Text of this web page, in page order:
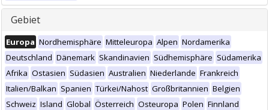
Gebiet
Europa Nordhemisphäre Mitteleuropa Alpen Nordamerika
Deutschland Dänemark Skandinavien Südhemisphäre Südamerika
Afrika Ostasien Südasien Australien Niederlande Frankreich
Italien/Balkan Spanien Türkei/Nahost Großbritannien Belgien
Schweiz Island Global Österreich Osteuropa Polen Finnland